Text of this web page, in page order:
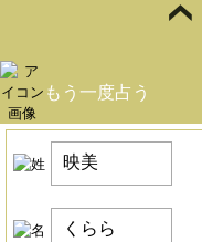
もう一度占う